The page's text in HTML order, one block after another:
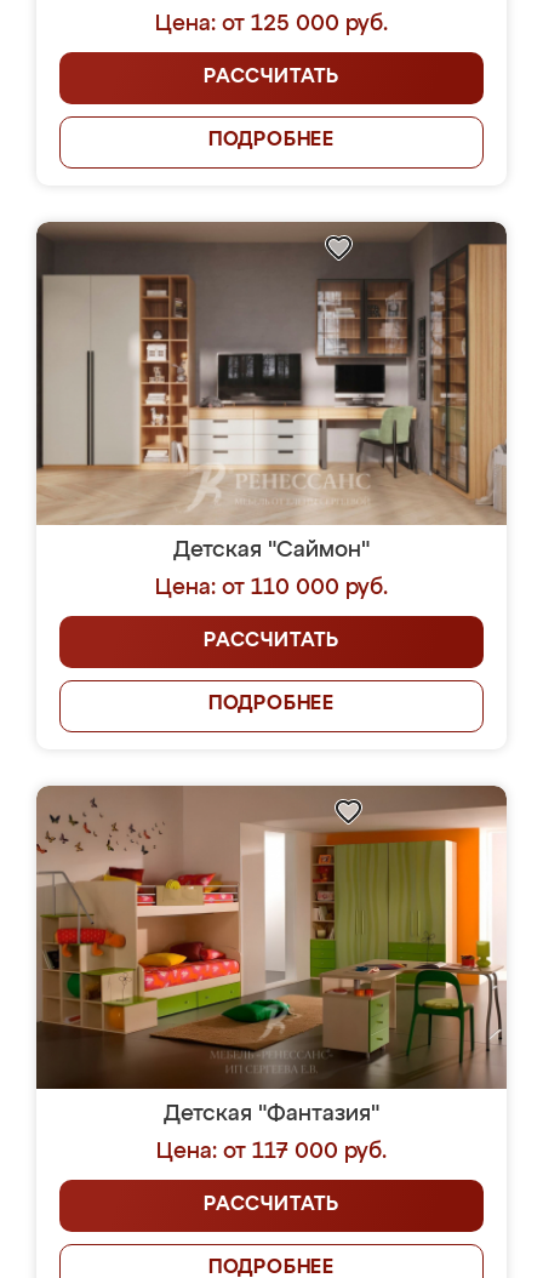
Цена: от 125 000 руб.
РАССЧИТАТЬ
ПОДРОБНЕЕ
Детская "Саймон"
Цена: от 110 000 руб.
РАССЧИТАТЬ
ПОДРОБНЕЕ
Детская "Фантазия"
Цена: от 117 000 руб.
РАССЧИТАТЬ
ПОДРОБНЕЕ